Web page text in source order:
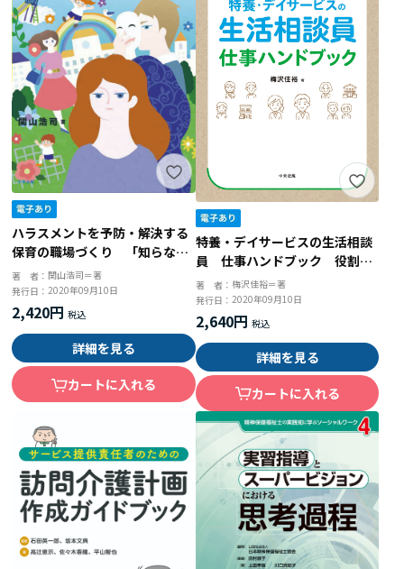
ハラスメントを予防・解決する
保育の職場づくり 「知らなか
った」じゃすまされない
著 者：関山浩司＝著
発行日：2020年09月10日
2,420円
詳細を見る
カートに入れる
特養・デイサービスの生活相談
員 仕事ハンドブック 役割が
見える、業務の進め方がわかる
著 者： 梅沢佳裕＝著
発行日： 2020年09月10日
2,640円
詳細を見る
カートに入れる